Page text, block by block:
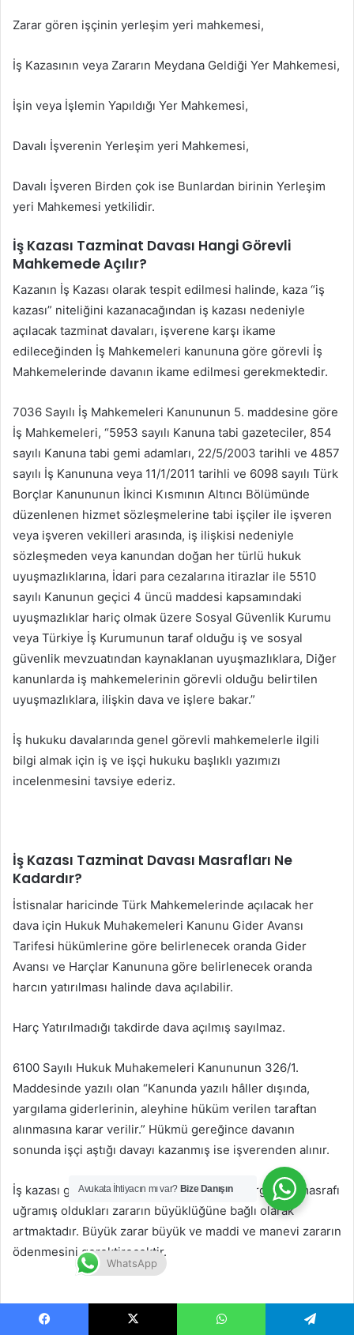
Zarar gören işçinin yerleşim yeri mahkemesi,
İş Kazasının veya Zararın Meydana Geldiği Yer Mahkemesi,
İşin veya İşlemin Yapıldığı Yer Mahkemesi,
Davalı İşverenin Yerleşim yeri Mahkemesi,
Davalı İşveren Birden çok ise Bunlardan birinin Yerleşim
yeri Mahkemesi yetkilidir.
İş Kazası Tazminat Davası Hangi Görevli
Mahkemede Açılır?
Kazanın İş Kazası olarak tespit edilmesi halinde, kaza “iş
kazası” niteliğini kazanacağından iş kazası nedeniyle
açılacak tazminat davaları, işverene karşı ikame
edileceğinden İş Mahkemeleri kanununa göre görevli İş
Mahkemelerinde davanın ikame edilmesi gerekmektedir.
7036 Sayılı İş Mahkemeleri Kanununun 5. maddesine göre
İş Mahkemeleri, “5953 sayılı Kanuna tabi gazeteciler, 854
sayılı Kanuna tabi gemi adamları, 22/5/2003 tarihli ve 4857
sayılı İş Kanununa veya 11/1/2011 tarihli ve 6098 sayılı Türk
Borçlar Kanununun İkinci Kısmının Altıncı Bölümünde
düzenlenen hizmet sözleşmelerine tabi işçiler ile işveren
veya işveren vekilleri arasında, iş ilişkisi nedeniyle
sözleşmeden veya kanundan doğan her türlü hukuk
uyuşmazlıklarına, İdari para cezalarına itirazlar ile 5510
sayılı Kanunun geçici 4 üncü maddesi kapsamındaki
uyuşmazlıklar hariç olmak üzere Sosyal Güvenlik Kurumu
veya Türkiye İş Kurumunun taraf olduğu iş ve sosyal
güvenlik mevzuatından kaynaklanan uyuşmazlıklara, Diğer
kanunlarda iş mahkemelerinin görevli olduğu belirtilen
uyuşmazlıklara, ilişkin dava ve işlere bakar.”
İş hukuku davalarında genel görevli mahkemelerle ilgili
bilgi almak için iş ve işçi hukuku başlıklı yazımızı
incelenmesini tavsiye ederiz.
İş Kazası Tazminat Davası Masrafları Ne
Kadardır?
İstisnalar haricinde Türk Mahkemelerinde açılacak her
dava için Hukuk Muhakemeleri Kanunu Gider Avansı
Tarifesi hükümlerine göre belirlenecek oranda Gider
Avansı ve Harçlar Kanununa göre belirlenecek oranda
harcın yatırılması halinde dava açılabilir.
Harç Yatırılmadığı takdirde dava açılmış sayılmaz.
6100 Sayılı Hukuk Muhakemeleri Kanununun 326/1.
Maddesinde yazılı olan “Kanunda yazılı hâller dışında,
yargılama giderlerinin, aleyhine hüküm verilen taraftan
alınmasına karar verilir.” Hükmü gereğince davanın
sonunda işçi aştığı davayı kazanmış ise işverenden alınır.
İş kazası geçirmiş olan birinin ödeyeceği yargılama masrafı
uğramış oldukları zararın büyüklüğüne bağlı olarak
artmaktadır. Büyük zarar büyük ve maddi ve manevi zararın
ödenmesini gerektirecektir.
Avukata İhtiyacın mı var? Bize Danışın
WhatsApp